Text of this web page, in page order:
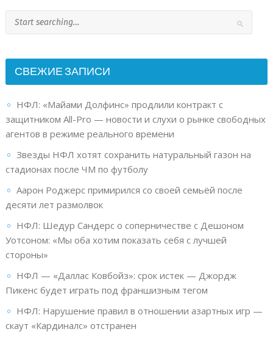
СВЕЖИЕ ЗАПИСИ
НФЛ: «Майами Долфинс» продлили контракт с
защитником All-Pro — новости и слухи о рынке свободных
агентов в режиме реального времени
Звезды НФЛ хотят сохранить натуральный газон на
стадионах после ЧМ по футболу
Аарон Роджерс примирился со своей семьёй после
десяти лет размолвок
НФЛ: Шедур Сандерс о соперничестве с Дешоном
Уотсоном: «Мы оба хотим показать себя с лучшей
стороны»
НФЛ — «Даллас Ковбойз»: срок истек — Джордж
Пикенс будет играть под франшизным тегом
НФЛ: Нарушение правил в отношении азартных игр —
скаут «Кардиналс» отстранен